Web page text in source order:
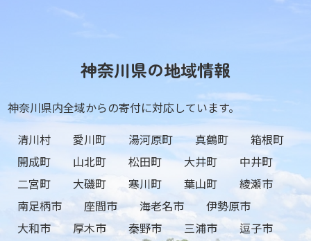
神奈川県の地域情報
神奈川県内全域からの寄付に対応しています。
清川村
愛川町 湯河原町 真鶴町
箱根町
開成町
山北町 松田町 大井町
中井町
二宮町
大磯町 寒川町 葉山町
綾瀬市
南足柄市
座間市 海老名市
伊勢原市
大和市
厚木市 秦野市 三浦市
逗子市